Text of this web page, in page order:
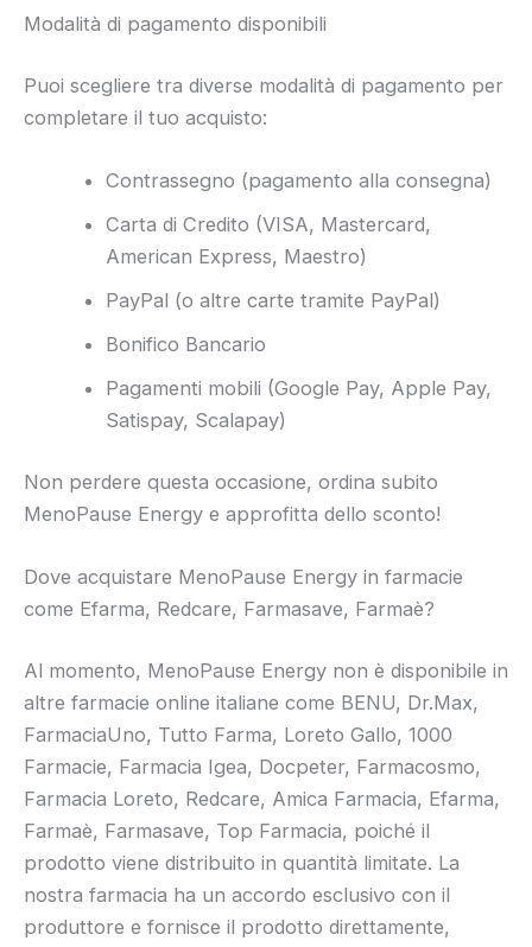
Modalità di pagamento disponibili
Puoi scegliere tra diverse modalità di pagamento per
completare il tuo acquisto:
Contrassegno (pagamento alla consegna)
Carta di Credito (VISA, Mastercard,
American Express, Maestro)
PayPal (o altre carte tramite PayPal)
Bonifico Bancario
Pagamenti mobili (Google Pay, Apple Pay,
Satispay, Scalapay)
Non perdere questa occasione, ordina subito
MenoPause Energy e approfitta dello sconto!
Dove acquistare MenoPause Energy in farmacie
come Efarma, Redcare, Farmasave, Farmaè?
Al momento, MenoPause Energy non è disponibile in
altre farmacie online italiane come BENU, Dr.Max,
FarmaciaUno, Tutto Farma, Loreto Gallo, 1000
Farmacie, Farmacia Igea, Docpeter, Farmacosmo,
Farmacia Loreto, Redcare, Amica Farmacia, Efarma,
Farmaè, Farmasave, Top Farmacia, poiché il
prodotto viene distribuito in quantità limitate. La
nostra farmacia ha un accordo esclusivo con il
produttore e fornisce il prodotto direttamente,